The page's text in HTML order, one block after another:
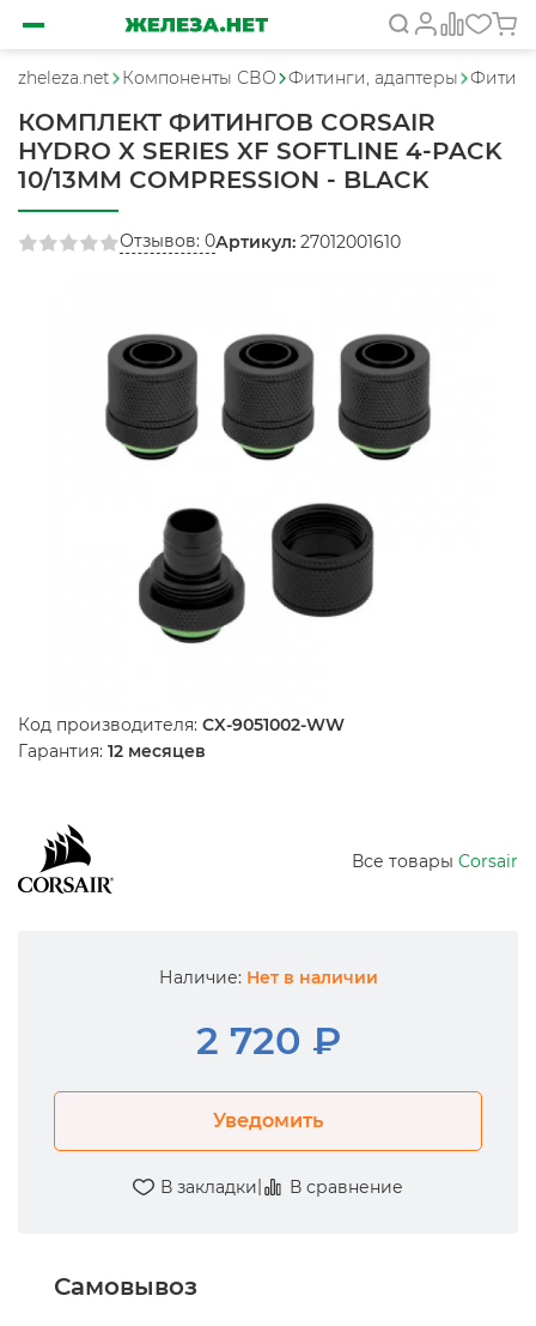
zheleza.net Компоненты СВО Фитинги, адаптеры
КОМПЛЕКТ ФИТИНГОВ CORSAIR
HYDRO X SERIES XF SOFTLINE 4-PACK
10/13MM COMPRESSION - BLACK
Отзывов: 0Артикул: 27012001610
Код производителя: CX-9051002-WW
Гарантия: 12 месяцев
Все товары Corsair
Наличие: Нет в наличии
2 720 ₽
Уведомить
В закладки| В сравнение
Самовывоз